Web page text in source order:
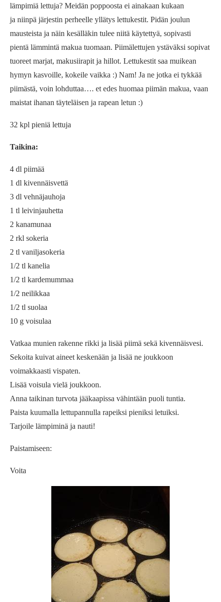
lämpimiä lettuja? Meidän poppoosta ei ainakaan kukaan
ja niinpä järjestin perheelle yllätys lettukestit. Pidän joulun
mausteista ja näin kesälläkin tulee niitä käytettyä, sopivasti
pientä lämmintä makua tuomaan. Piimälettujen ystäväksi sopivat
tuoreet marjat, makusiirapit ja hillot. Lettukestit saa muikean
hymyn kasvoille, kokeile vaikka :) Nam! Ja ne jotka ei tykkää
piimästä, voin lohduttaa…. et edes huomaa piimän makua, vaan
maistat ihanan täyteläisen ja rapean letun :)
32 kpl pieniä lettuja
Taikina:
4 dl piimää
1 dl kivennäisvettä
3 dl vehnäjauhoja
1 tl leivinjauhetta
2 kanamunaa
2 rkl sokeria
2 tl vaniljasokeria
1/2 tl kanelia
1/2 tl kardemummaa
1/2 neilikkaa
1/2 tl suolaa
10 g voisulaa
Vatkaa munien rakenne rikki ja lisää piimä sekä kivennäisvesi.
Sekoita kuivat aineet keskenään ja lisää ne joukkoon
voimakkaasti vispaten.
Lisää voisula vielä joukkoon.
Anna taikinan turvota jääkaapissa vähintään puoli tuntia.
Paista kuumalla lettupannulla rapeiksi pieniksi letuiksi.
Tarjoile lämpiminä ja nauti!
Paistamiseen:
Voita